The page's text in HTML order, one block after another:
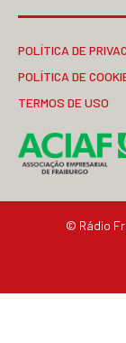
POLÍTICA DE
POLÍTICA DE
TERMOS DE USO
© Rádio